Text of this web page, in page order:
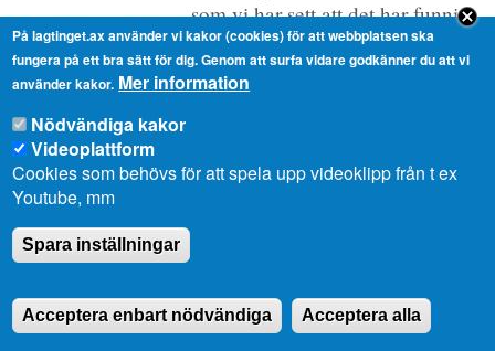
som vi har sett att det har funnits
behov av att lyfta vidare.
Ltl Ingrid Johansson, replik
utskottet har resonerat kring
skrift från utskottets sida?
På lagtinget.ax använder vi kakor (cookies) för att webbplatsen ska
fungera på ett bra sätt för dig. Genom att surfa vidare godkänner du att vi
använder kakor. Mer information
Nödvändiga kakor
Videoplattform
Cookies som behövs för att spela upp videoklipp från t ex
Youtube, mm
Spara inställningar
Acceptera enbart nödvändiga Acceptera alla